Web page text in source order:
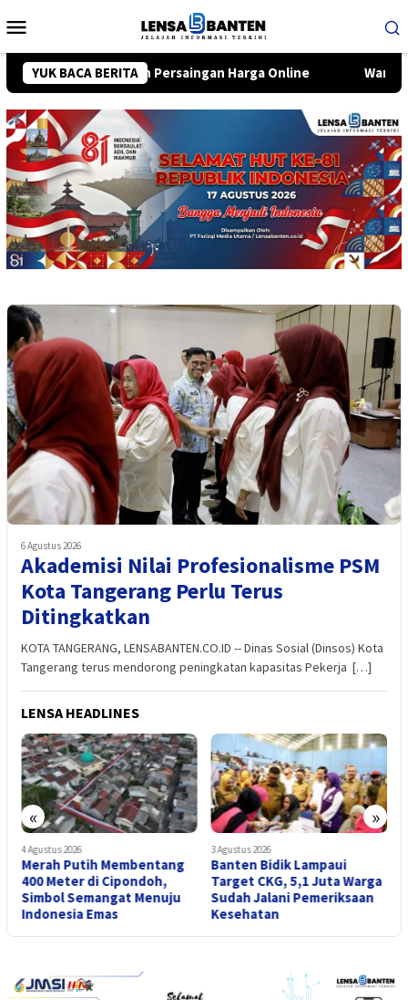
ke
Mobile
YUK BACA BERITA
dan Persaingan Harga Online Warga Kalideras
6 Agustus 2026
Akademisi Nilai Profesionalisme PSM
Kota Tangerang Perlu Terus
Ditingkatkan
KOTA TANGERANG, LENSABANTEN.CO.ID -- Dinas Sosial (Dinsos) Kota
Tangerang terus mendorong peningkatan kapasitas Pekerja […]
LENSA HEADLINES
« »
4 Agustus 2026
Merah Putih Membentang
400 Meter di Cipondoh,
Simbol Semangat Menuju
Indonesia Emas
3 Agustus 2026
Banten Bidik Lampaui
Target CKG, 5,1 Juta Warga
Sudah Jalani Pemeriksaan
Kesehatan